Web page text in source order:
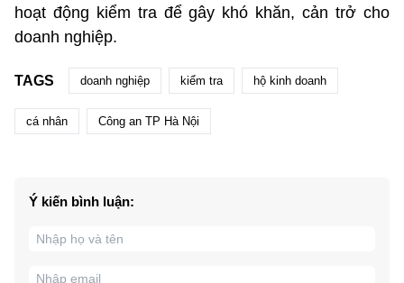
hoạt động kiểm tra để gây khó khăn, cản trở cho
doanh nghiệp.
TAGS doanh nghiệp kiểm tra hộ kinh doanh
cá nhân Công an TP Hà Nội
Ý kiến bình luận: